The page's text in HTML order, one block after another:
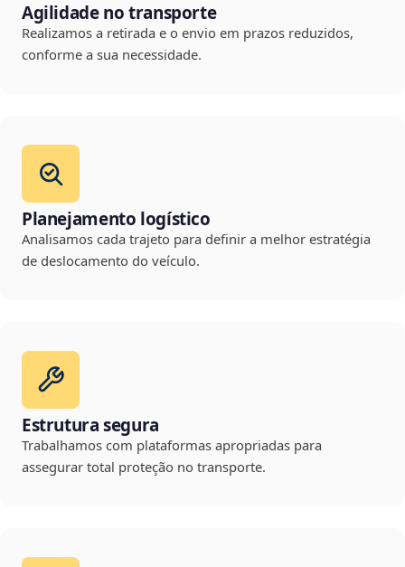
Agilidade no transporte
Realizamos a retirada e o envio em prazos reduzidos,
conforme a sua necessidade.
Planejamento logístico
Analisamos cada trajeto para definir a melhor estratégia
de deslocamento do veículo.
Estrutura segura
Trabalhamos com plataformas apropriadas para
assegurar total proteção no transporte.